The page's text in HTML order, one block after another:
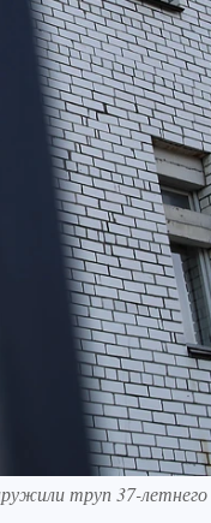
труп 37-летнего